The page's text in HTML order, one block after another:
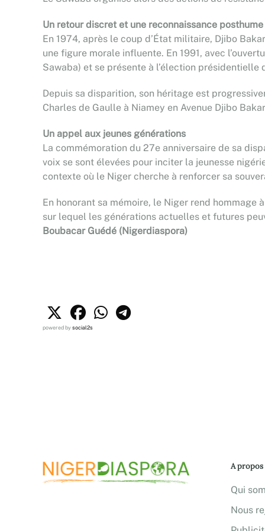
Un retour discret et une reconnaissance posthume
En 1974, après le coup d’État militaire, Djibo
une figure morale influente. En 1991, avec
Sawaba) et se présente à l’élection
Depuis sa disparition, son héritage est
Charles de Gaulle à Niamey en Avenue Djibo
Un appel aux jeunes générations
La commémoration du 27e anniversaire de sa
voix se sont élevées pour inciter la jeunesse
contexte où le Niger cherche à renforcer sa
En honorant sa mémoire, le Niger rend
sur lequel les générations actuelles et futures
Boubacar Guédé (Nigerdiaspora)
powered bysocial2s
A
Qui
Nous